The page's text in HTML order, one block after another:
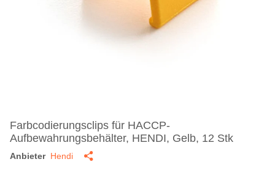
Farbcodierungsclips für HACCP-
Aufbewahrungsbehälter, HENDI, Gelb, 12 Stk
Anbieter Hendi